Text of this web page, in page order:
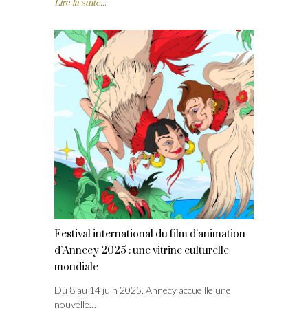
Lire la suite...
Festival international du film d’animation
d’Annecy 2025 : une vitrine culturelle
mondiale
Du 8 au 14 juin 2025, Annecy accueille une
nouvelle…